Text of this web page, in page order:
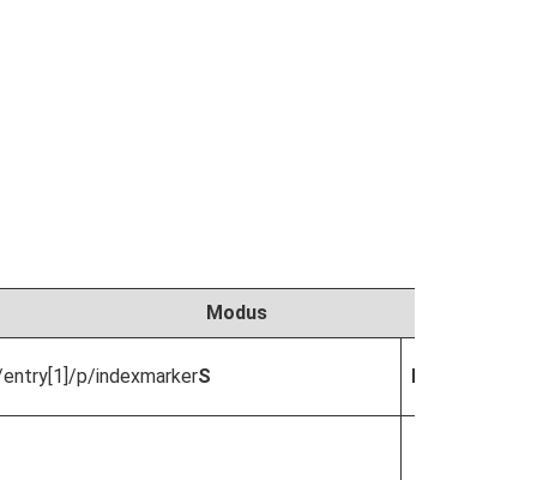
Modus
p/indexmarkerS Enkel ramme